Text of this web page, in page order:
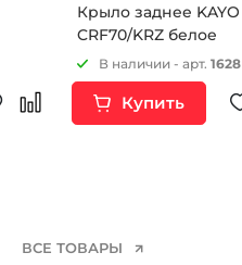
Крыло заднее KAYO
CRF70/KRZ белое
В наличии - арт. 1628
Купить
ВСЕ ТОВАРЫ